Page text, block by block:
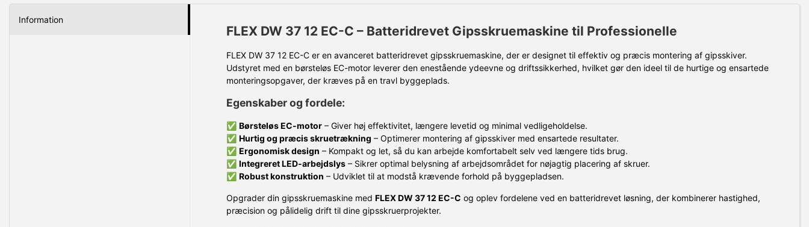
Information
FLEX DW 37 12 EC-C – Batteridrevet Gipsskruemaskine til Professionelle
FLEX DW 37 12 EC-C er en avanceret batteridrevet gipsskruemaskine, der er designet til effektiv og præcis montering af gipsskiver.
Udstyret med en børsteløs EC-motor leverer den enestående ydeevne og driftssikkerhed, hvilket gør den ideel til de hurtige og ensartede
monteringsopgaver, der kræves på en travl byggeplads.
Egenskaber og fordele:
✅ Børsteløs EC-motor – Giver høj effektivitet, længere levetid og minimal vedligeholdelse.
✅ Hurtig og præcis skruetrækning – Optimerer montering af gipsskiver med ensartede resultater.
✅ Ergonomisk design – Kompakt og let, så du kan arbejde komfortabelt selv ved længere tids brug.
✅ Integreret LED-arbejdslys – Sikrer optimal belysning af arbejdsområdet for nøjagtig placering af skruer.
✅ Robust konstruktion – Udviklet til at modstå krævende forhold på byggepladsen.
Opgrader din gipsskruemaskine med FLEX DW 37 12 EC-C og oplev fordelene ved en batteridrevet løsning, der kombinerer hastighed,
præcision og pålidelig drift til dine gipsskruerprojekter.